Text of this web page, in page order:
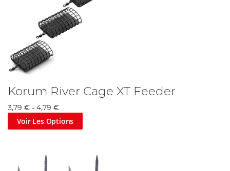
Korum River Cage XT Feeder
3,79 € - 4,79 €
Voir Les Options